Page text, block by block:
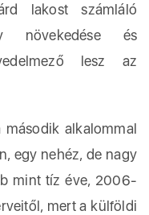
lakost számláló
növekedése és
lesz az
alkalommal
egy nehéz, de nagy
mint tíz éve, 2006-
mert a külföldi